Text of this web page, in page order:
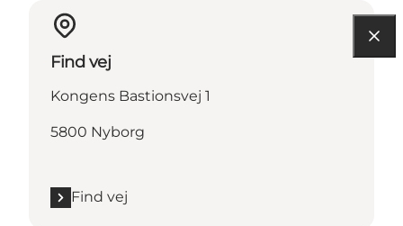
Find vej
Kongens Bastionsvej 1
5800 Nyborg
Find vej